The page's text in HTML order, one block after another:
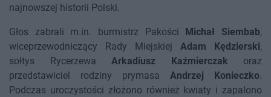
najnowszej historii Polski.
Głos zabrali m.in. burmistrz Pakości Michał Siembab,
wiceprzewodniczący Rady Miejskiej Adam Kędzierski,
sołtys Rycerzewa Arkadiusz Kaźmierczak oraz
przedstawiciel rodziny prymasa Andrzej Konieczko.
Podczas uroczystości złożono również kwiaty i zapalono